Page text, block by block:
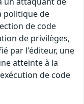
politique de
de code
de privilèges,
par l'éditeur, une
atteinte à la
de code